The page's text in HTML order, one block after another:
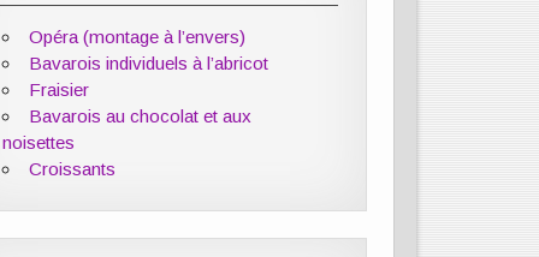
Opéra (montage à l’envers)
Bavarois individuels à l’abricot
Fraisier
Bavarois au chocolat et aux
noisettes
Croissants